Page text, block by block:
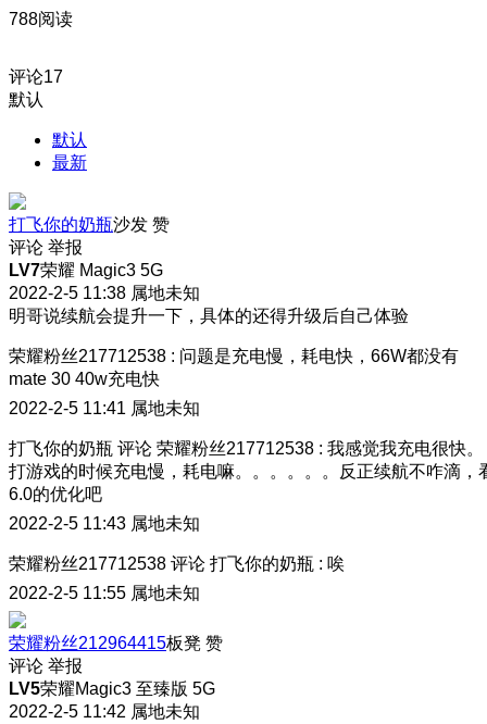
788阅读
评论17
默认
默认
最新
打飞你的奶瓶沙发 赞
评论 举报
LV7荣耀 Magic3 5G
2022-2-5 11:38 属地未知
明哥说续航会提升一下，具体的还得升级后自己体验
荣耀粉丝217712538 : 问题是充电慢，耗电快，66W都没有
mate 30 40w充电快
2022-2-5 11:41 属地未知
打飞你的奶瓶 评论 荣耀粉丝217712538 : 我感觉我充电很快。
打游戏的时候充电慢，耗电嘛。。。。。。反正续航不咋滴，
6.0的优化吧
2022-2-5 11:43 属地未知
荣耀粉丝217712538 评论 打飞你的奶瓶 : 唉
2022-2-5 11:55 属地未知
荣耀粉丝212964415板凳 赞
评论 举报
LV5荣耀Magic3 至臻版 5G
2022-2-5 11:42 属地未知